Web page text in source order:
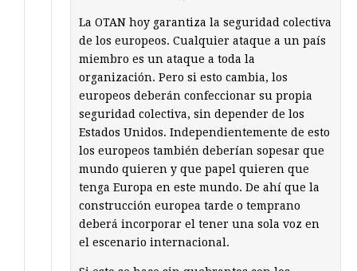
La OTAN hoy garantiza la seguridad colectiva
de los europeos. Cualquier ataque a un país
miembro es un ataque a toda la
organización. Pero si esto cambia, los
europeos deberán confeccionar su propia
seguridad colectiva, sin depender de los
Estados Unidos. Independientemente de esto
los europeos también deberían sopesar que
mundo quieren y que papel quieren que
tenga Europa en este mundo. De ahí que la
construcción europea tarde o temprano
deberá incorporar el tener una sola voz en
el escenario internacional.